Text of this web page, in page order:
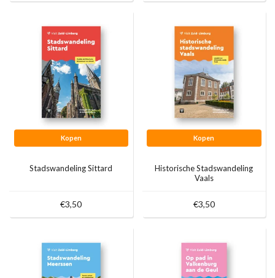
Kopen
Stadswandeling Sittard
€3,50
Kopen
Historische Stadswandeling
Vaals
€3,50